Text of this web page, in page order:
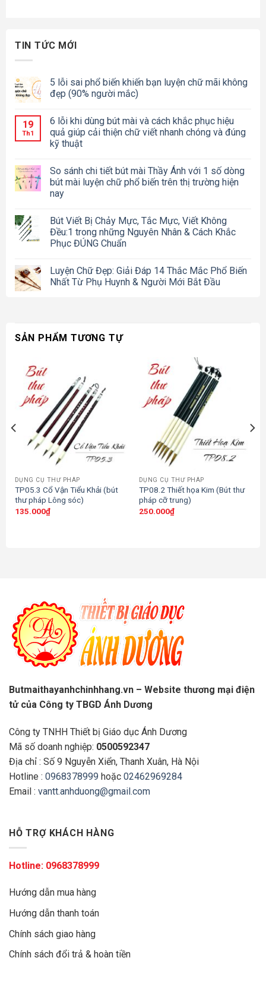
TIN TỨC MỚI
5 lỗi sai phổ biến khiến bạn luyện chữ mãi không
đẹp (90% người mắc)
19
Th1
6 lỗi khi dùng bút mài và cách khắc phục hiệu
quả giúp cải thiện chữ viết nhanh chóng và đúng
kỹ thuật
So sánh chi tiết bút mài Thầy Ánh với 1 số dòng
bút mài luyện chữ phổ biến trên thị trường hiện
nay
Bút Viết Bị Chảy Mực, Tắc Mực, Viết Không
Đều:1 trong những Nguyên Nhân & Cách Khắc
Phục ĐÚNG Chuẩn
Luyện Chữ Đẹp: Giải Đáp 14 Thắc Mắc Phổ Biến
Nhất Từ Phụ Huynh & Người Mới Bắt Đầu
SẢN PHẨM TƯƠNG TỰ
DỤNG CỤ THƯ PHÁP
TP05.3 Cổ Vận Tiểu Khải (bút
thư pháp Lông sóc)
135.000₫
DỤNG CỤ THƯ PHÁP
TP08.2 Thiết họa Kim (Bút thư
pháp cỡ trung)
250.000₫
Butmaithayanhchinhhang.vn – Website thương mại điện
tử của Công ty TBGD Ánh Dương
Công ty TNHH Thiết bị Giáo dục Ánh Dương
Mã số doanh nghiệp: 0500592347
Địa chỉ : Số 9 Nguyễn Xiển, Thanh Xuân, Hà Nội
Hotline : 0968378999 hoặc 02462969284
Email : vantt.anhduong@gmail.com
HỖ TRỢ KHÁCH HÀNG
Hotline: 0968378999
Hướng dẫn mua hàng
Hướng dẫn thanh toán
Chính sách giao hàng
Chính sách đổi trả & hoàn tiền